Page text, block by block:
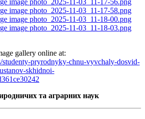
gallery online at:
studenty-pryrodnyky-chnu-vyvchaly-dosvid-
skhidnoi-
та аграрних наук